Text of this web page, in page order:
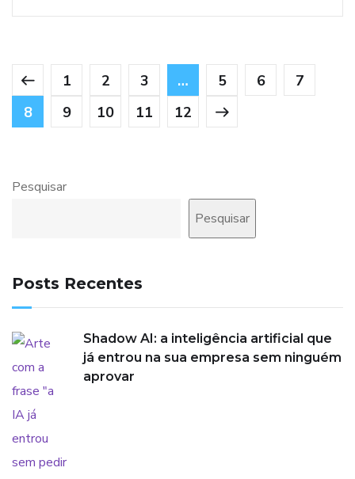
1 2 3 … 5 6
7
8
9 10 11 12
Pesquisar
Pesquisar
Posts Recentes
Shadow AI: a inteligência artificial que
já entrou na sua empresa sem ninguém
aprovar